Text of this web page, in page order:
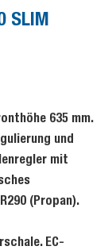
SLIM
635 mm.
und
mit
(Propan).
EC-